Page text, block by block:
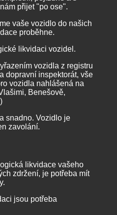
přijet "po ose".
vaše vozidlo do našich
proběhne.
likvidaci vozidel.
vozidla z registru
dopravní inspektorát, vše
vozidla nahlášená na
Benešově,
snadno. Vozidlo je
zavolání.
likvidace vašeho
zdržení, je potřeba mít
jsou potřeba